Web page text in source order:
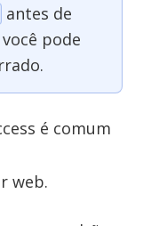
antes de
pode
é comum
web.